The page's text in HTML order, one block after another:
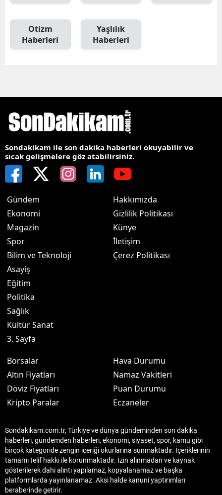
Otizm
Haberleri
Yaşlılık
Haberleri
Sondakikam ile son dakika haberleri okuyabilir ve
sıcak gelişmelere göz atabilirsiniz.
Gündem
Ekonomi
Magazin
Spor
Bilim ve Teknoloji
Asayiş
Eğitim
Politika
Sağlık
Kültür Sanat
3. Sayfa
Hakkımızda
Gizlilik Politikası
Künye
İletişim
Çerez Politikası
Borsalar
Altın Fiyatları
Döviz Fiyatları
Kripto Paralar
Hava Durumu
Namaz Vakitleri
Puan Durumu
Eczaneler
Sondakikam.com.tr, Türkiye ve dünya gündeminden son dakika
haberleri, gündemden haberleri, ekonomi, siyaset, spor, kamu gibi
birçok kategoride zengin içeriği okurlarına sunmaktadır. İçeriklerinin
tamamı telif hakkı ile korunmaktadır. İzin alınmadan ve kaynak
gösterilerek dahi alıntı yapılamaz, kopyalanamaz ve başka
platformlarda yayınlanamaz. Aksi halde kanuni yaptırımları
beraberinde getirir.